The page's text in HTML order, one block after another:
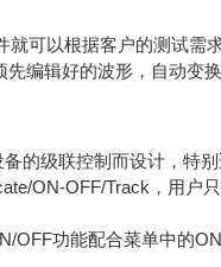
就可以根据客户的测试
编辑好的波形，自动变换
的级联控制而设计，特
ON-OFF/Track，用户
OFF功能配合菜单中的